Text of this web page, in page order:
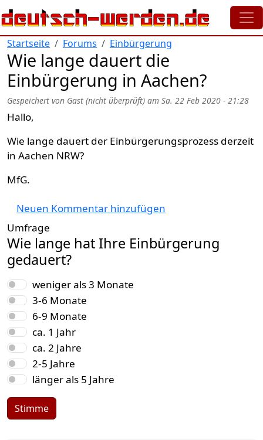
Direkt zum Inhalt
Startseite Forums Einbürgerung
Wie lange dauert die
Einbürgerung in Aachen?
Gespeichert von Gast (nicht überprüft) am Sa. 22 Feb 2020 - 21:28
Hallo,
Wie lange dauert der Einbürgerungsprozess derzeit
in Aachen NRW?
MfG.
Neuen Kommentar hinzufügen
Umfrage
Wie lange hat Ihre Einbürgerung
gedauert?
Auswahlmöglichkeiten
weniger als 3 Monate
3-6 Monate
6-9 Monate
ca. 1 Jahr
ca. 2 Jahre
2-5 Jahre
länger als 5 Jahre
Stimme